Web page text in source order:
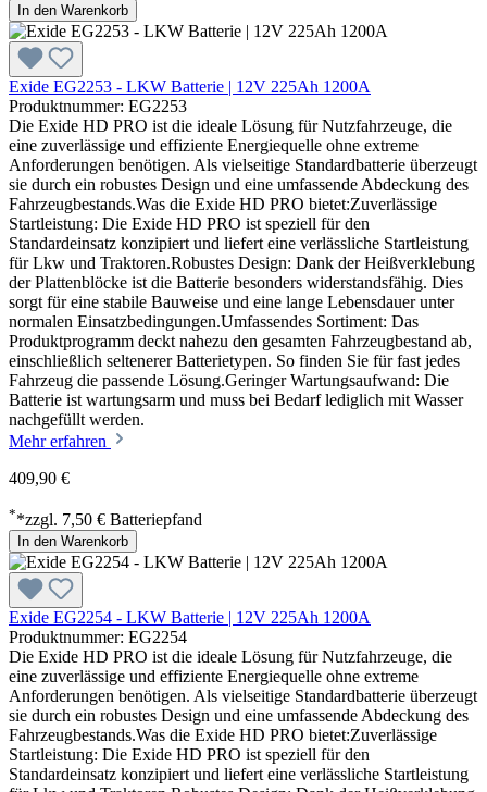
In den Warenkorb
Exide EG2253 - LKW Batterie | 12V 225Ah 1200A
Produktnummer: EG2253
Die Exide HD PRO ist die ideale Lösung für Nutzfahrzeuge, die
eine zuverlässige und effiziente Energiequelle ohne extreme
Anforderungen benötigen. Als vielseitige Standardbatterie überzeugt
sie durch ein robustes Design und eine umfassende Abdeckung des
Fahrzeugbestands.Was die Exide HD PRO bietet:Zuverlässige
Startleistung: Die Exide HD PRO ist speziell für den
Standardeinsatz konzipiert und liefert eine verlässliche Startleistung
für Lkw und Traktoren.Robustes Design: Dank der Heißverklebung
der Plattenblöcke ist die Batterie besonders widerstandsfähig. Dies
sorgt für eine stabile Bauweise und eine lange Lebensdauer unter
normalen Einsatzbedingungen.Umfassendes Sortiment: Das
Produktprogramm deckt nahezu den gesamten Fahrzeugbestand ab,
einschließlich seltenerer Batterietypen. So finden Sie für fast jedes
Fahrzeug die passende Lösung.Geringer Wartungsaufwand: Die
Batterie ist wartungsarm und muss bei Bedarf lediglich mit Wasser
nachgefüllt werden.
Mehr erfahren
409,90 €
**zzgl. 7,50 € Batteriepfand
In den Warenkorb
Exide EG2254 - LKW Batterie | 12V 225Ah 1200A
Produktnummer: EG2254
Die Exide HD PRO ist die ideale Lösung für Nutzfahrzeuge, die
eine zuverlässige und effiziente Energiequelle ohne extreme
Anforderungen benötigen. Als vielseitige Standardbatterie überzeugt
sie durch ein robustes Design und eine umfassende Abdeckung des
Fahrzeugbestands.Was die Exide HD PRO bietet:Zuverlässige
Startleistung: Die Exide HD PRO ist speziell für den
Standardeinsatz konzipiert und liefert eine verlässliche Startleistung